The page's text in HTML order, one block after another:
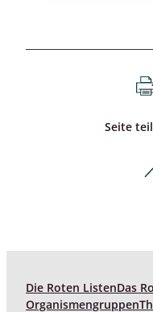
Seite
Die Roten ListenDas
Organismengruppen